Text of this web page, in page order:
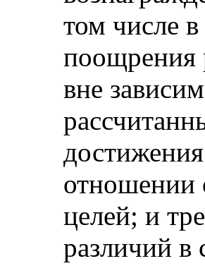
том числе
поощрения
вне
отношении
целей; и
различий в